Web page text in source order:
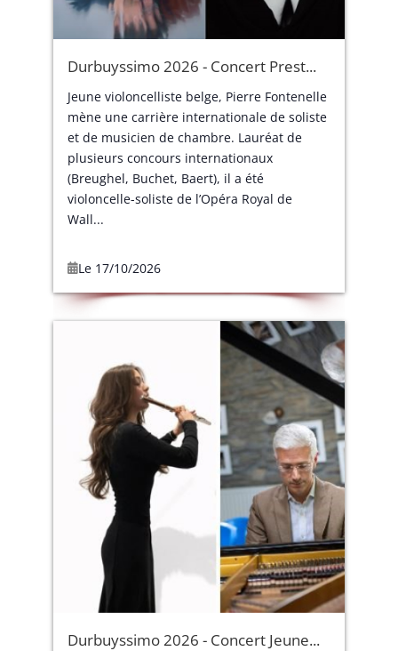
Durbuyssimo 2026 - Concert Prest...
Jeune violoncelliste belge, Pierre Fontenelle
mène une carrière internationale de soliste
et de musicien de chambre. Lauréat de
plusieurs concours internationaux
(Breughel, Buchet, Baert), il a été
violoncelle-soliste de l’Opéra Royal de
Wall...
Le 17/10/2026
Durbuyssimo 2026 - Concert Jeune...